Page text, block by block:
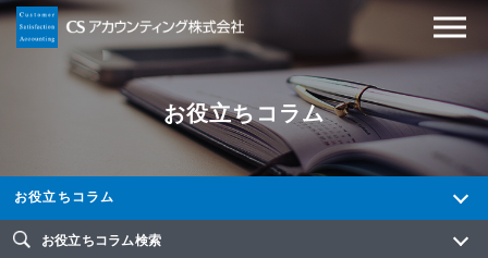
お役立ちコラム
お役立ちコラム
お役立ちコラム検索